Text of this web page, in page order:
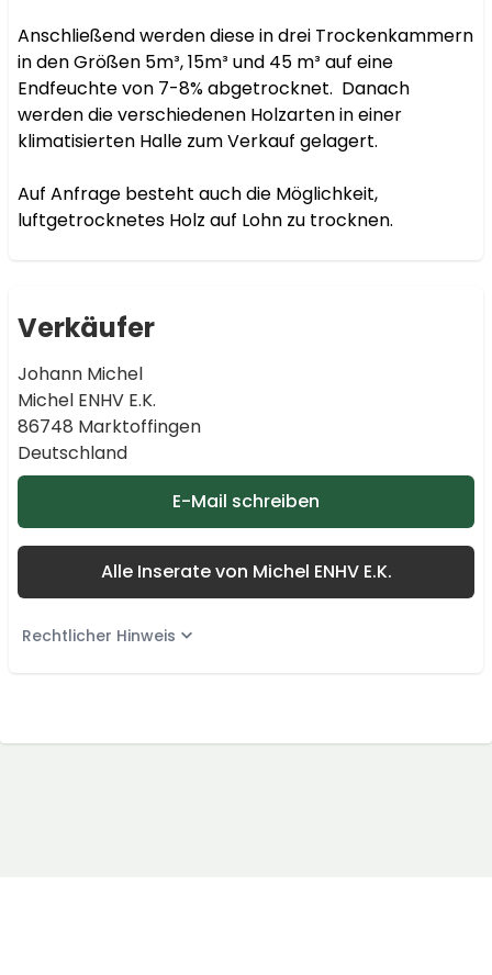
Anschließend werden diese in drei Trockenkammern
in den Größen 5m³, 15m³ und 45 m³ auf eine
Endfeuchte von 7-8% abgetrocknet.  Danach
werden die verschiedenen Holzarten in einer
klimatisierten Halle zum Verkauf gelagert.
Auf Anfrage besteht auch die Möglichkeit,
luftgetrocknetes Holz auf Lohn zu trocknen.
Verkäufer
Johann Michel
Michel ENHV E.K.
86748 Marktoffingen
Deutschland
E-Mail schreiben
Alle Inserate von Michel ENHV E.K.
Rechtlicher Hinweis